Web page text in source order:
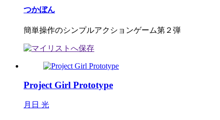
つかぼん
簡単操作のシンプルアクションゲーム第２弾
Project Girl Prototype
月日 光